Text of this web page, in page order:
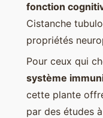
fonction
Cistanche
propriétés
Pour ceux qui
système
cette plante
par des études